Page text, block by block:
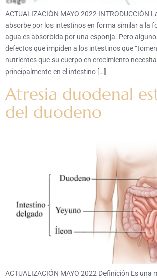
ACTUALIZACIÓN MAYO 2022 INTRODUCCIÓN
absorbe por los intestinos en forma similar a la
agua es absorbida por una esponja. Pero
defectos que impiden a los intestinos que
nutrientes que su cuerpo en crecimiento
principalmente en el intestino […]
Atresia duodenal
del duodeno
ACTUALIZACIÓN MAYO 2022 Definición Es una